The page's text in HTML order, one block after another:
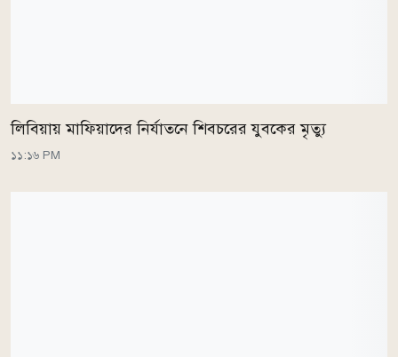
লিবিয়ায় মাফিয়াদের নির্যাতনে শিবচরের যুবকের মৃত্যু
১১:১৬ PM